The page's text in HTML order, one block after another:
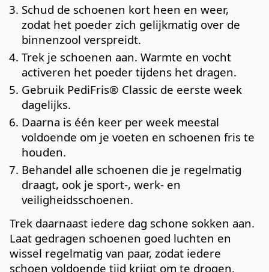
Schud de schoenen kort heen en weer,
zodat het poeder zich gelijkmatig over de
binnenzool verspreidt.
Trek je schoenen aan. Warmte en vocht
activeren het poeder tijdens het dragen.
Gebruik PediFris® Classic de eerste week
dagelijks.
Daarna is één keer per week meestal
voldoende om je voeten en schoenen fris te
houden.
Behandel alle schoenen die je regelmatig
draagt, ook je sport-, werk- en
veiligheidsschoenen.
Trek daarnaast iedere dag schone sokken aan.
Laat gedragen schoenen goed luchten en
wissel regelmatig van paar, zodat iedere
schoen voldoende tijd krijgt om te drogen.